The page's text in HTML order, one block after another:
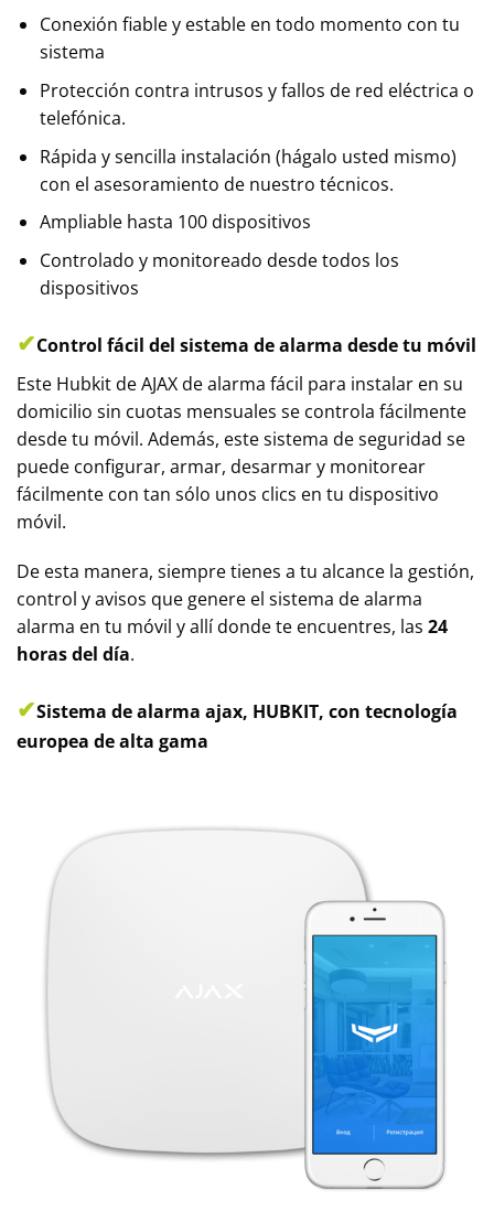
Conexión fiable y estable en todo momento con tu
sistema
Protección contra intrusos y fallos de red eléctrica o
telefónica.
Rápida y sencilla instalación (hágalo usted mismo)
con el asesoramiento de nuestro técnicos.
Ampliable hasta 100 dispositivos
Controlado y monitoreado desde todos los
dispositivos
✔Control fácil del sistema de alarma desde tu móvil
Este Hubkit de AJAX de alarma fácil para instalar en su
domicilio sin cuotas mensuales se controla fácilmente
desde tu móvil. Además, este sistema de seguridad se
puede configurar, armar, desarmar y monitorear
fácilmente con tan sólo unos clics en tu dispositivo
móvil.
De esta manera, siempre tienes a tu alcance la gestión,
control y avisos que genere el sistema de alarma
alarma en tu móvil y allí donde te encuentres, las 24
horas del día.
✔Sistema de alarma ajax, HUBKIT, con tecnología
europea de alta gama